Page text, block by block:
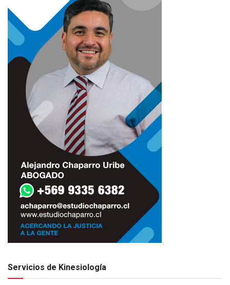
Servicios de Kinesiología